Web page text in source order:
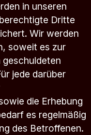
in unseren
Dritte
Wir werden
soweit es zur
jede darüber
die Erhebung
es regelmäßig
des Betroffenen.